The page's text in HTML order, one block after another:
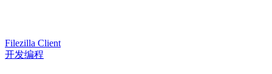
Filezilla Client
开发编程